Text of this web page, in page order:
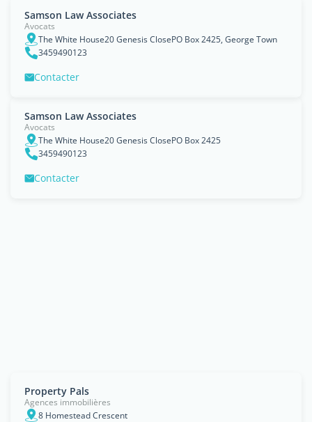
Samson Law Associates
Avocats
The White House20 Genesis ClosePO Box 2425, George Town
3459490123
Contacter
Samson Law Associates
Avocats
The White House20 Genesis ClosePO Box 2425
3459490123
Contacter
Property Pals
Agences immobilières
8 Homestead Crescent